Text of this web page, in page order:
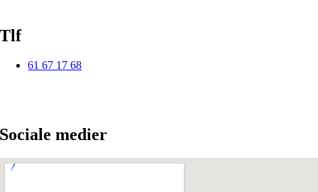
Tlf
61 67 17 68
Sociale medier